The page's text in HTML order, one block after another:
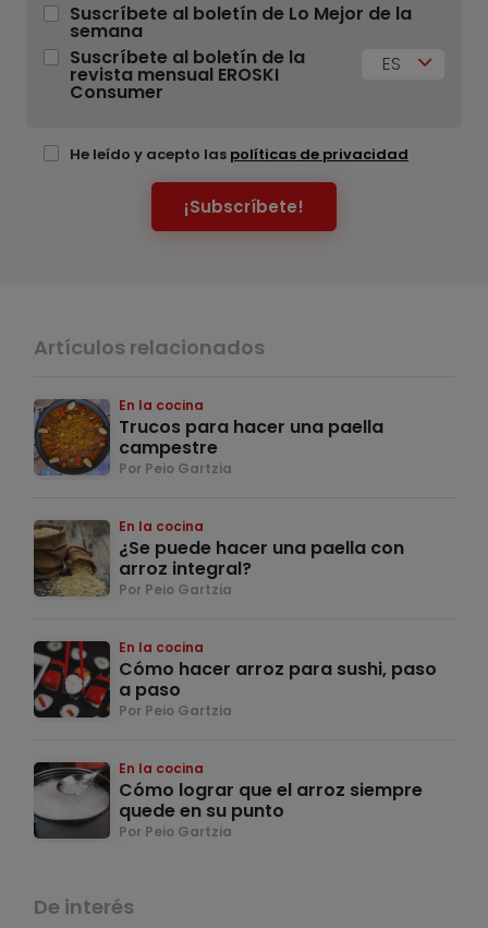
Suscríbete al boletín de Lo Mejor de la
semana
Suscríbete al boletín de la
revista mensual EROSKI
Consumer
ES
He leído y acepto las políticas de privacidad
¡Subscríbete!
Artículos relacionados
En la cocina
Trucos para hacer una paella
campestre
Por Peio Gartzia
En la cocina
¿Se puede hacer una paella con
arroz integral?
Por Peio Gartzia
En la cocina
Cómo hacer arroz para sushi, paso
a paso
Por Peio Gartzia
En la cocina
Cómo lograr que el arroz siempre
quede en su punto
Por Peio Gartzia
De interés